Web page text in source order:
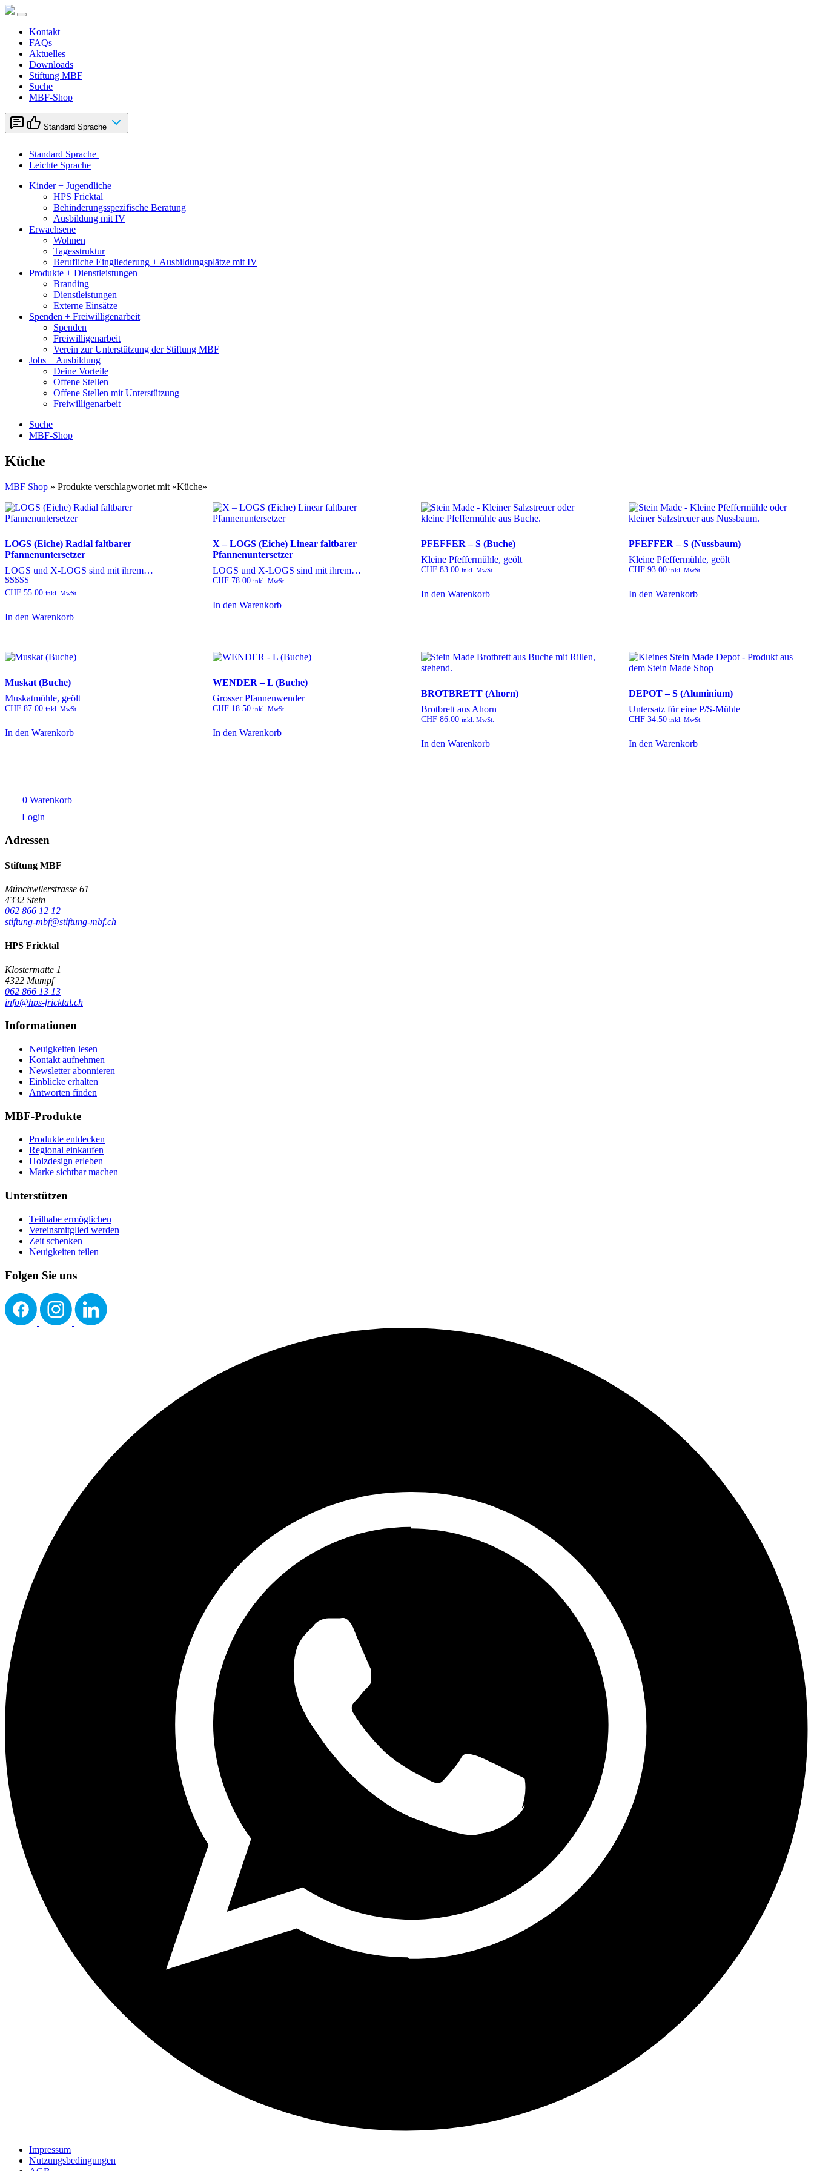
Zum
springenKontakt
FAQs
Aktuelles
Downloads
Stiftung MBF
Suche
MBF-Shop
Standard Sprache
Standard Sprache
Leichte Sprache
Kinder + Jugendliche
HPS Fricktal
Behinderungsspezifische Beratung
Ausbildung mit IV
Erwachsene
Wohnen
Tagesstruktur
Berufliche Eingliederung + Ausbildungsplätze mit IV
Produkte + Dienstleistungen
Branding
Dienstleistungen
Externe Einsätze
Spenden + Freiwilligenarbeit
Spenden
Freiwilligenarbeit
Verein zur Unterstützung der Stiftung MBF
Jobs + Ausbildung
Deine Vorteile
Offene Stellen
Offene Stellen mit Unterstützung
Freiwilligenarbeit
Suche
MBF-Shop
Küche
MBF Shop » Produkte verschlagwortet mit «Küche»
LOGS (Eiche) Radial faltbarer
Pfannenuntersetzer
LOGS und X-LOGS sind mit ihrem…
Bewertet
von 5
CHF 55.00 inkl. MwSt.
In den Warenkorb
X – LOGS (Eiche) Linear faltbarer
Pfannenuntersetzer
LOGS und X-LOGS sind mit ihrem…
CHF 78.00 inkl. MwSt.
In den Warenkorb
PFEFFER – S (Buche)
Kleine Pfeffermühle, geölt
CHF83.00 inkl. MwSt.
In den Warenkorb
PFEFFER – S (Nussbaum)
Kleine Pfeffermühle, geölt
CHF93.00 inkl. MwSt.
In den Warenkorb
Muskat (Buche)
Muskatmühle, geölt
CHF 87.00 inkl. MwSt.
In den Warenkorb
WENDER – L (Buche)
Grosser Pfannenwender
CHF 18.50 inkl. MwSt.
In den Warenkorb
BROTBRETT (Ahorn)
Brotbrett aus Ahorn
CHF86.00 inkl. MwSt.
In den Warenkorb
DEPOT – S (Aluminium)
Untersatz für eine P/S-Mühle
CHF34.50 inkl. MwSt.
In den Warenkorb
0 Warenkorb
Login
Adressen
Stiftung MBF
Münchwilerstrasse 61
4332 Stein
062 866 12 12
stiftung-mbf@stiftung-mbf.ch
HPS Fricktal
Klostermatte 1
4322 Mumpf
062 866 13 13
info@hps-fricktal.ch
Informationen
Neuigkeiten lesen
Kontakt aufnehmen
Newsletter abonnieren
Einblicke erhalten
Antworten finden
MBF-Produkte
Produkte entdecken
Regional einkaufen
Holzdesign erleben
Marke sichtbar machen
Unterstützen
Teilhabe ermöglichen
Vereinsmitglied werden
Zeit schenken
Neuigkeiten teilen
Folgen Sie uns
Impressum
Nutzungsbedingungen